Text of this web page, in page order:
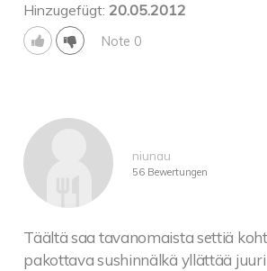
Hinzugefügt: 20.05.2012
Note 0
niunau
56 Bewertungen
Täältä saa tavanomaista settiä
pakottava sushinnälkä yllättää juuri